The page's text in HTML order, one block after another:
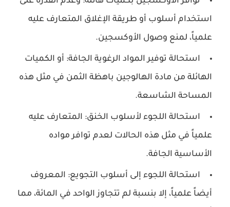
استخدام أسلوب أو طريقة الإغلاق المتعارف عليه
علمياً، لمنع وصول الأوكسجين.
استحالة توفير المواد الرغوية الجافة: أو الكميات
الهائلة من مادة الهالوجين باهظة الثمن في مثل هذه
المساحة الشاسعة.
استحالة اللجوء لأسلوب الخنق: المتعارف عليه
علمياً في مثل هذه الحالات لعدم توافر مواده
الأساسية الجافة.
استحالة اللجوء إلى أسلوب التجويع: المعروف
أيضاً علمياً، إلا بنسبة لم تتجاوز الواحد في المائة، مما